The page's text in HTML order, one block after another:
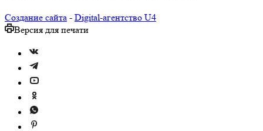
Создание сайта - Digital-агентство U4
Версия для печати